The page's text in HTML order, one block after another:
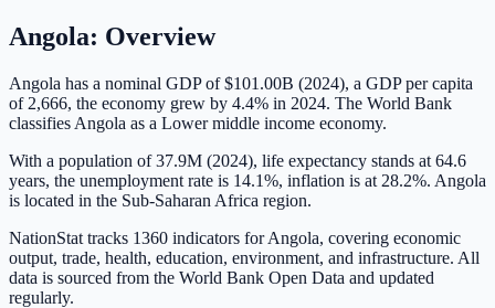
Angola: Overview
Angola has a nominal GDP of $101.00B (2024), a GDP per capita
of 2,666, the economy grew by 4.4% in 2024. The World Bank
classifies Angola as a Lower middle income economy.
With a population of 37.9M (2024), life expectancy stands at 64.6
years, the unemployment rate is 14.1%, inflation is at 28.2%. Angola
is located in the Sub-Saharan Africa region.
NationStat tracks 1360 indicators for Angola, covering economic
output, trade, health, education, environment, and infrastructure. All
data is sourced from the World Bank Open Data and updated
regularly.